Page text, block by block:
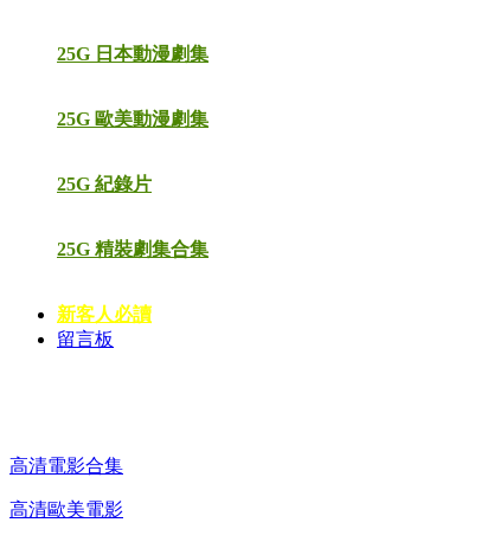
25G 日本動漫劇集
25G 歐美動漫劇集
25G 紀錄片
25G 精裝劇集合集
新客人必讀
留言板
高清電影合集
高清歐美電影